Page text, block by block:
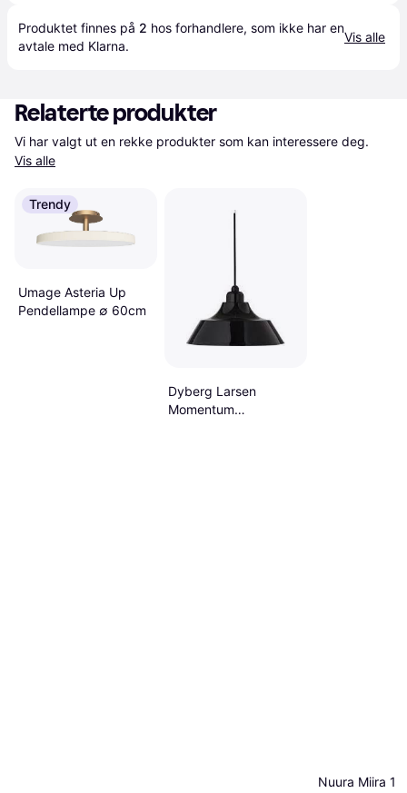
Produktet finnes på 2 hos forhandlere, som ikke har en
avtale med Klarna.
Vis alle
Relaterte produkter
Vis alle
Trendy
Umage Asteria Up
Pendellampe ∅ 60cm
Dyberg Larsen
Momentum
Nuura Miira 1